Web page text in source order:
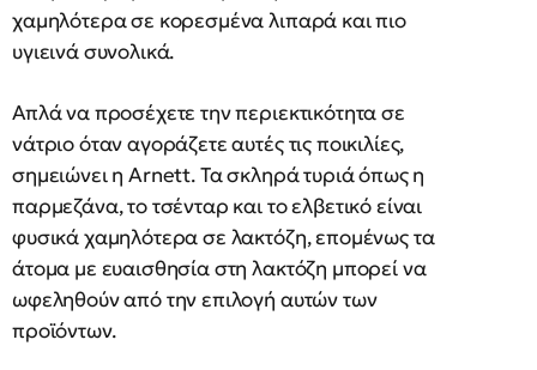
χαμηλότερα σε κορεσμένα λιπαρά και πιο
υγιεινά συνολικά.
Απλά να προσέχετε την περιεκτικότητα σε
νάτριο όταν αγοράζετε αυτές τις ποικιλίες,
σημειώνει η Arnett. Τα σκληρά τυριά όπως η
παρμεζάνα, το τσένταρ και το ελβετικό είναι
φυσικά χαμηλότερα σε λακτόζη, επομένως τα
άτομα με ευαισθησία στη λακτόζη μπορεί να
ωφεληθούν από την επιλογή αυτών των
προϊόντων.